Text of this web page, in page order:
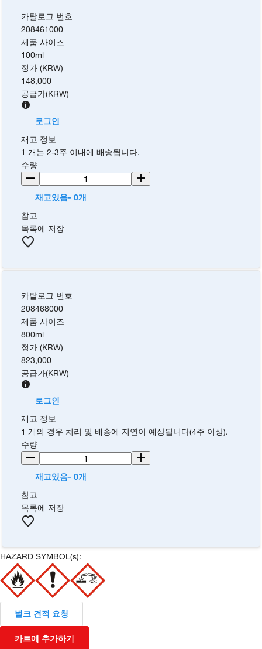
카탈로그 번호
208461000
제품 사이즈
100ml
정가 (KRW)
148,000
공급가(KRW)
로그인
재고 정보
1 개는 2-3주 이내에 배송됩니다.
수량
재고있음- 0개
참고
목록에 저장
카탈로그 번호
208468000
제품 사이즈
800ml
정가 (KRW)
823,000
공급가(KRW)
로그인
재고 정보
1 개의 경우 처리 및 배송에 지연이 예상됩니다(4주 이상).
수량
재고있음- 0개
참고
목록에 저장
HAZARD SYMBOL(s):
벌크 견적 요청
카트에 추가하기